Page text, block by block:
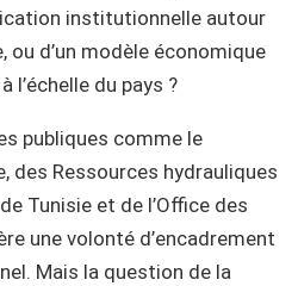
institutionnelle autour
ou d’un modèle économique
l’échelle du pays ?
publiques comme le
des Ressources hydrauliques
Tunisie et de l’Office des
une volonté d’encadrement
Mais la question de la